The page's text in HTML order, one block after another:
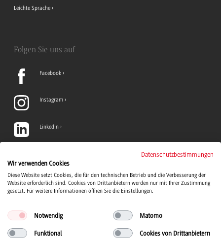
Leichte Sprache
Folgen Sie uns auf
Facebook
Instagram
LinkedIn
YouTube
Datenschutzbestimmungen
Wir verwenden Cookies
Diese Website setzt Cookies, die für den technischen Betrieb und die Verbesserung der
Website erforderlich sind. Cookies von Drittanbietern werden nur mit Ihrer Zustimmung
gesetzt. Für weitere Informationen öffnen Sie die Einstellungen.
Notwendig Matomo
Funktional Cookies von Drittanbietern